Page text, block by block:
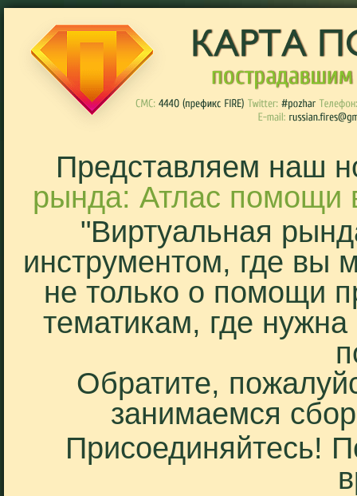
Представляем наш
рында: Атлас помощи
"Виртуальная
инструментом, где вы
не только о помощи
тематикам, где
Обратите,
занимаемся
Присоединяйтесь!